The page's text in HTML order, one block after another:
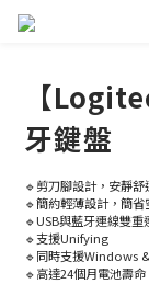
【
牙鍵盤
🔹剪刀腳設計，安靜舒
🔹簡約輕薄設計，簡省
🔹USB與藍牙連線雙重
🔹支援Unifying
🔹同時支援Windows
🔹高達24個月電池壽命